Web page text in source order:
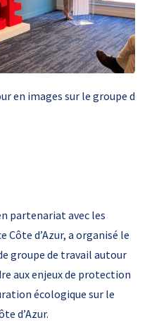
en images sur le groupe de
partenariat avec les
Côte d’Azur, a organisé le
groupe de travail autour
aux enjeux de protection
écologique sur le
d’Azur.